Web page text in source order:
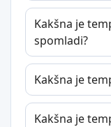
Kakšna je
spomladi?
Kakšna je
Kakšna je